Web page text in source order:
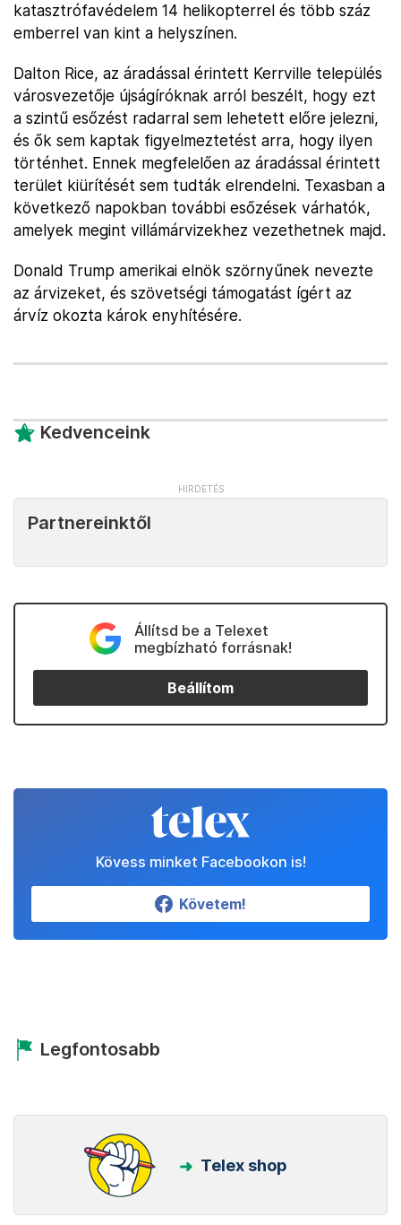
katasztrófavédelem 14 helikopterrel és több száz
emberrel van kint a helyszínen.
Dalton Rice, az áradással érintett Kerrville település
városvezetője újságíróknak arról beszélt, hogy ezt
a szintű esőzést radarral sem lehetett előre jelezni,
és ők sem kaptak figyelmeztetést arra, hogy ilyen
történhet. Ennek megfelelően az áradással érintett
terület kiürítését sem tudták elrendelni. Texasban a
következő napokban további esőzések várhatók,
amelyek megint villámárvizekhez vezethetnek majd.
Donald Trump amerikai elnök szörnyűnek nevezte
az árvizeket, és szövetségi támogatást ígért az
árvíz okozta károk enyhítésére.
Kedvenceink
Partnereinktől
Állítsd be a Telexet
megbízható forrásnak!
Beállítom
Kövess minket Facebookon is!
Követem!
Legfontosabb
Telex shop